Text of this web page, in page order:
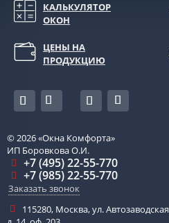
КАЛЬКУЛЯТОР
ОКОН
ЦЕНЫ НА
ПРОДУКЦИЮ
© 2026«Окна Комфорта»
ИП Боровкова О.И.
+7 (495) 22-55-770
+7 (985) 22-55-770
Заказать звонок
115280, Москва,ул. Автозаводская